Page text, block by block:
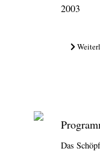
2003
Das